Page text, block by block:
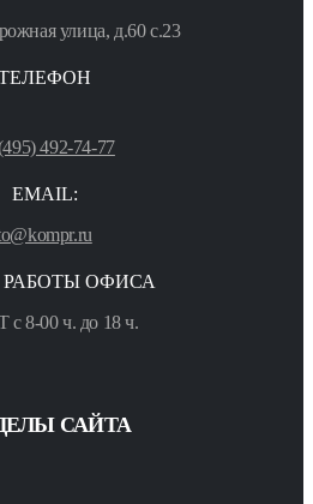
улица, д.60 с.23
492-74-77
EMAIL:
ОФИСА
8-00 ч. до 18 ч.
САЙТА